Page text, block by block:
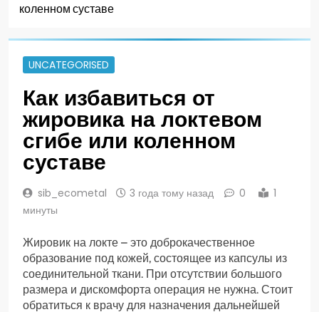
коленном суставе
UNCATEGORISED
Как избавиться от
жировика на локтевом
сгибе или коленном
суставе
sib_ecometal 3 года тому назад 0
1
минуты
Жировик на локте – это доброкачественное
образование под кожей, состоящее из капсулы из
соединительной ткани. При отсутствии большого
размера и дискомфорта операция не нужна. Стоит
обратиться к врачу для назначения дальнейшей